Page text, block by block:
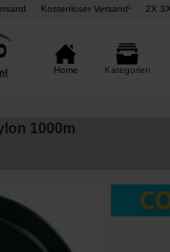
Kostenloser Versand¹ 2X
Home Kategorien
1000m